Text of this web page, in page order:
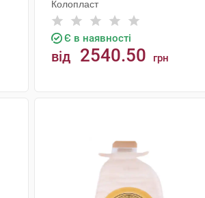
Колопласт
Є в наявності
від 2540.50 грн